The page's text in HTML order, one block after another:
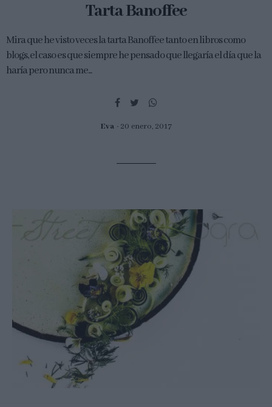
Tarta Banoffee
Mira que he visto veces la tarta Banoffee tanto en libros como
blogs, el caso es que siempre he pensado que llegaría el día que la
haría pero nunca me...
Eva 20 enero, 2017